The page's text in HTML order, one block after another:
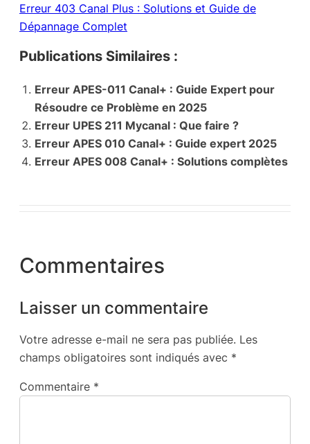
Erreur 403 Canal Plus : Solutions et Guide de
Dépannage Complet
Publications Similaires :
Erreur APES-011 Canal+ : Guide Expert pour
Résoudre ce Problème en 2025
Erreur UPES 211 Mycanal : Que faire ?
Erreur APES 010 Canal+ : Guide expert 2025
Erreur APES 008 Canal+ : Solutions complètes
Commentaires
Laisser un commentaire
Votre adresse e-mail ne sera pas publiée. Les
champs obligatoires sont indiqués avec *
Commentaire *